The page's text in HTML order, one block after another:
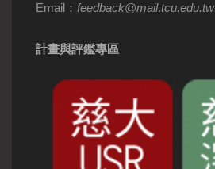
Email： feedback@mail.tcu.edu.tw
計畫與評鑑專區